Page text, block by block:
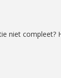
niet